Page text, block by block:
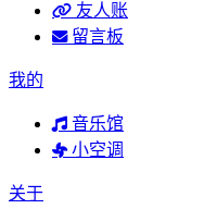
友人账
留言板
我的
音乐馆
小空调
关于